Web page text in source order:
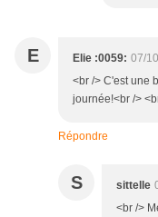
E Elie :0059: 07/
<br /> C'est une
journée!<br />
Répondre
S sittelle
<br />